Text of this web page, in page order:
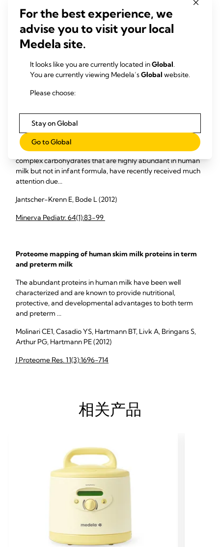
系，以及微环境中的其它细胞，包括骨细胞、脑细胞、肝细
胞、胰岛 β 细胞和心肌细胞。干细胞对宝宝的作用仍未确定，
需要进一步研究才能了解其作用。
人造乳制品不可代替母乳成分，尤其是母乳干细胞。纯母乳喂
础上继续母乳喂养两年。
研究摘要
Human milk oligosaccharides and their potential benefits
for the breast-fed neonate
Human milk oligosaccharides (HMO), unconjugated
complex carbohydrates that are highly abundant in human
milk but not in infant formula, have recently received much
attention due...
Jantscher-Krenn E, Bode L (2012)
Minerva Pediatr. 64(1):83-99
Proteome mapping of human skim milk proteins in term
and preterm milk
The abundant proteins in human milk have been well
characterized and are known to provide nutritional,
protective, and developmental advantages to both term
and preterm ...
Molinari CE1, Casadio YS, Hartmann BT, Livk A, Bringans S,
Arthur PG, Hartmann PE (2012)
J Proteome Res. 11(3):1696-714
相关产品
For the best experience, we
advise you to visit your local
Medela site.
It looks like you are currently located inGlobal.
You are currently viewing Medela’sGlobal website.
Please choose:
Stay on Global
Go to Global